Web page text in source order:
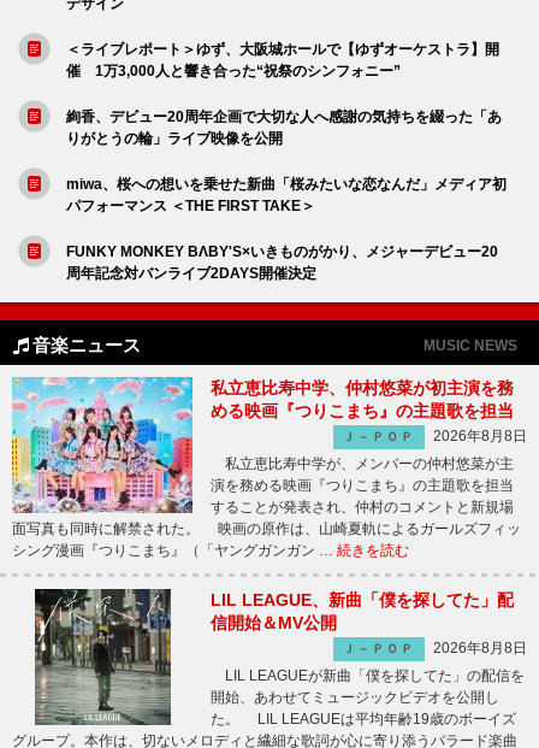
＜ライブレポート＞ゆず、大阪城ホールで【ゆずオーケストラ】開
催 1万3,000人と響き合った“祝祭のシンフォニー”
絢香、デビュー20周年企画で大切な人へ感謝の気持ちを綴った「あ
りがとうの輪」ライブ映像を公開
miwa、桜への想いを乗せた新曲「桜みたいな恋なんだ」メディア初
パフォーマンス ＜THE FIRST TAKE＞
FUNKY MONKEY BΛBY'S×いきものがかり、メジャーデビュー20
周年記念対バンライブ2DAYS開催決定
音楽ニュース MUSIC NEWS
私立恵比寿中学、仲村悠菜が初主演を務
める映画『つりこまち』の主題歌を担当
Ｊ－ＰＯＰ
2026年8月8日
私立恵比寿中学が、メンバーの仲村悠菜が主
演を務める映画『つりこまち』の主題歌を担当
することが発表され、仲村のコメントと新規場
面写真も同時に解禁された。 映画の原作は、山崎夏軌によるガールズフィッ
シング漫画『つりこまち』（「ヤングガンガン … 続きを読む
LIL LEAGUE、新曲「僕を探してた」配
信開始＆MV公開
Ｊ－ＰＯＰ
2026年8月8日
LIL LEAGUEが新曲「僕を探してた」の配信を
開始、あわせてミュージックビデオを公開し
た。 LIL LEAGUEは平均年齢19歳のボーイズ
グループ。本作は、切ないメロディと繊細な歌詞が心に寄り添うバラード楽曲